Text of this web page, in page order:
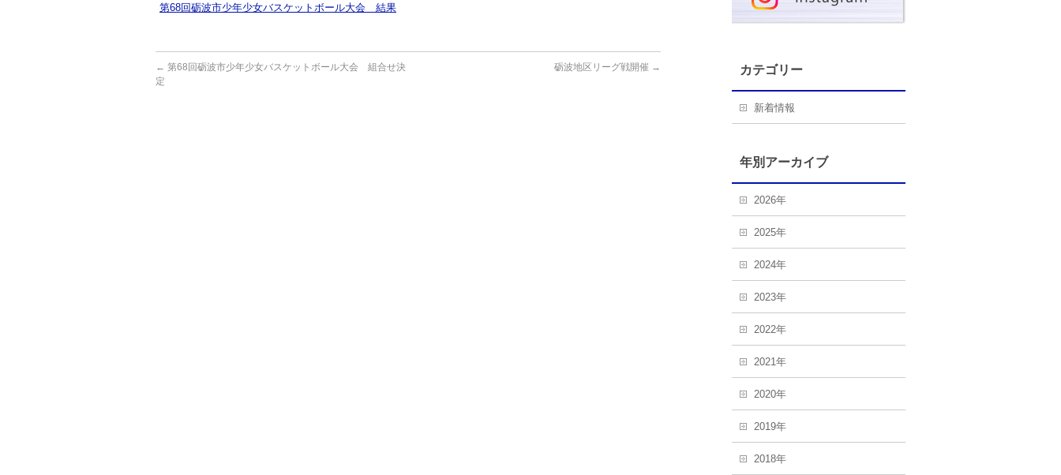
第68回砺波市少年少女バスケットボール大会 結果
← 第68回砺波市少年少女バスケットボール大会 組合せ決
定
砺波地区リーグ戦開催 → カテゴリー
新着情報
年別アーカイブ
2026年
2025年
2024年
2023年
2022年
2021年
2020年
2019年
2018年